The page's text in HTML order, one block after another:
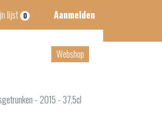
lijst 0 Aanmelden
Webshop
- 2015 - 37,5cl